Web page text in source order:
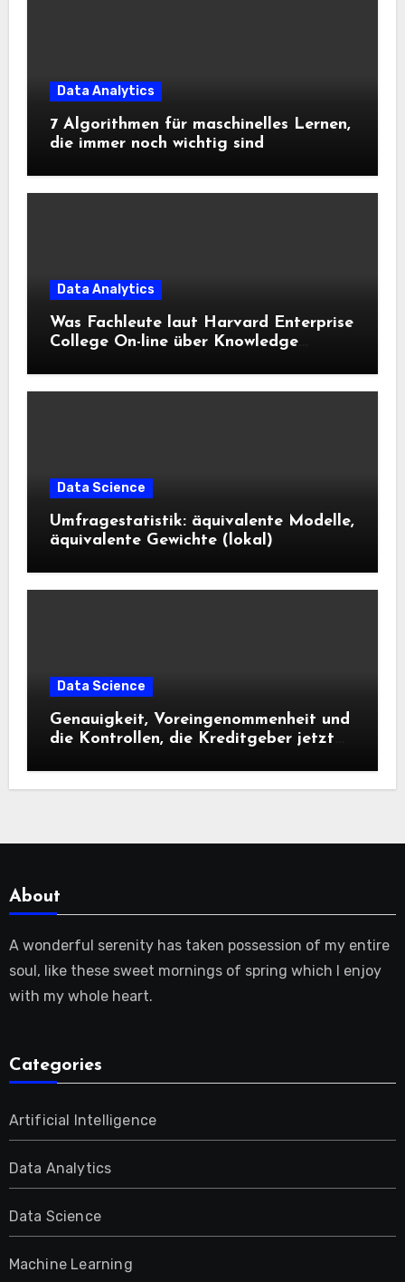
Data Analytics
7 Algorithmen für maschinelles Lernen,
die immer noch wichtig sind
Data Analytics
Was Fachleute laut Harvard Enterprise
College On-line über Knowledge
Data Science
Umfragestatistik: äquivalente Modelle,
äquivalente Gewichte (lokal)
Data Science
Genauigkeit, Voreingenommenheit und
die Kontrollen, die Kreditgeber jetzt
About
A wonderful serenity has taken possession of my entire
soul, like these sweet mornings of spring which I enjoy
with my whole heart.
Categories
Artificial Intelligence
Data Analytics
Data Science
Machine Learning